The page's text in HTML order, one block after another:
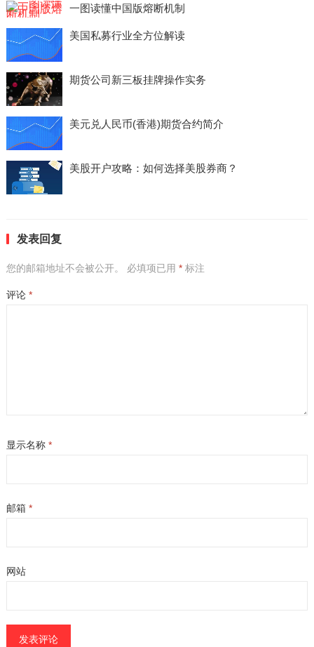
一图读懂中国版熔断机制
美国私募行业全方位解读
期货公司新三板挂牌操作实务
美元兑人民币(香港)期货合约简介
美股开户攻略：如何选择美股券商？
发表回复
您的邮箱地址不会被公开。 必填项已用 *标注
评论 *
显示名称 *
邮箱 *
网站